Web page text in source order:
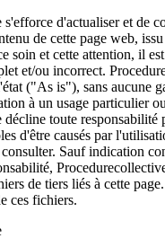
d'actualiser et de
de cette page web,
soin et cette attention, il
et/ou incorrect.
("As is"), sans aucune
à un usage particulier
toute responsabilité
d'être causés par
Sauf indication
de tiers liés à cette
ces fichiers.